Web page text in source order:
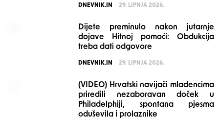
POSTED
DNEVNIK.IN 29. LIPNJA 2026.
Dijete preminulo nakon jutarnje
dojave Hitnoj pomoći: Obdukcija
treba dati odgovore
POSTED
DNEVNIK.IN 29. LIPNJA 2026.
(VIDEO) Hrvatski navijači mladencima
priredili nezaboravan doček u
Philadelphiji, spontana pjesma
oduševila i prolaznike